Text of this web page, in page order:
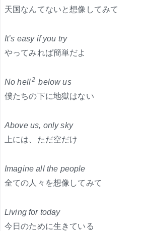
天国なんてないと想像してみて
It’s easy if you try
やってみれば簡単だよ
No hell2 below us
僕たちの下に地獄はない
Above us, only sky
上には、ただ空だけ
Imagine all the people
全ての人々を想像してみて
Living for today
今日のために生きている